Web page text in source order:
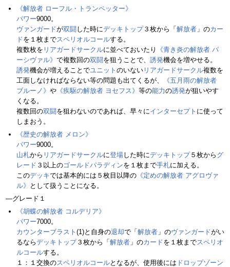
《解放者 ローフル・トランペッター》
パワー9000。
ヴァンガードが双闘 した時にデッキトップ３枚から「 解放者 」のカー
ドを１枚までスペリオルコールする。
複数枚を リアガードサークルに並べておいたり
《青き炎の解放者 パ
ーシヴァル》 で複数回の双闘を狙うことで、 誘発機会を増やせる。
誘発機会が増えることでユニット のいない リアガードサークル複数を
工面しなければならない等の問題も出てくるが、
《五月雨の解放者
ブルーノ》 や 《疾駆の解放者 ヨセフス》 等の能力の誘発が狙いやす
くなる。
複数回の双闘を狙わないのであれば、早々にインターセプト に使って
しまおう。
《歴史の解放者 メロン》
パワー9000。
山札から リアガードサークルに登場した時にデッキトップ５枚から グ
レード ３以上のゴールドパラディンを１枚まで手札に加える。
このデッキでは基本的には５枚目以降の 《定めの解放者 アグロヴァ
ル》 として扱うことになる。
―グレード１
《胡蝶の解放者 コルデリア》
パワー7000。
カウンターブラスト (1)と自身の退却で「 解放者 」のヴァンガードがい
るならデッキトップ３枚から「 解放者 」のカードを１枚までスペリオ
ルコールする。
１：１交換のスペリオルコールとなるが、使用後には ドロップゾーン